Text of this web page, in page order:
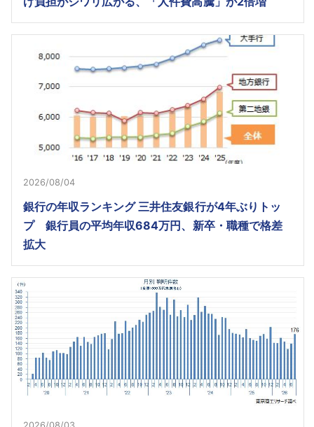
2026/08/04
銀行の年収ランキング 三井住友銀行が4年ぶりトッ
プ 銀行員の平均年収684万円、新卒・職種で格差
拡大